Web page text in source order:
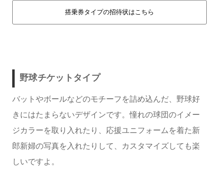
搭乗券タイプの招待状はこちら
野球チケットタイプ
バットやボールなどのモチーフを詰め込んだ、野球好
きにはたまらないデザインです。憧れの球団のイメー
ジカラーを取り入れたり、応援ユニフォームを着た新
郎新婦の写真を入れたりして、カスタマイズしても楽
しいですよ。